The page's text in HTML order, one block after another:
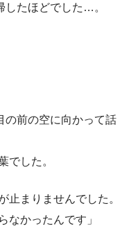
したほどでした…。
の前の空に向かって話
でした。
止まりませんでした。
なかったんです」